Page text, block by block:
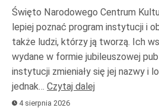
Święto Narodowego Centrum
lepiej poznać program instytucji i
także ludzi, którzy ją tworzą. Ich
wydane w formie jubileuszowej
instytucji zmieniały się jej nazwy i
jednak… Czytaj dalej
4 sierpnia 2026